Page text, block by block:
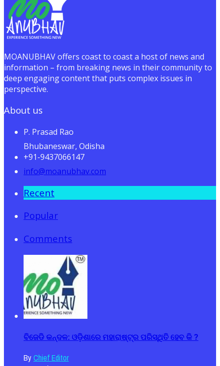
MOANUBHAV offers coast to coast a host of news and
information – from breaking news in their community to
deep engaging content that puts complex issues in
perspective.
About us
P. Prasad Rao
Bhubaneswar, Odisha
+91-9437066147
info@moanubhav.com
Recent
Popular
Comments
ବିଜେଡି କନ୍ଦଳ: ଓଡ଼ିଶାରେ ମହାରାଷ୍ଟ୍ର ପରିସ୍ଥିତି ହେବ କି ?
ByChief Editor